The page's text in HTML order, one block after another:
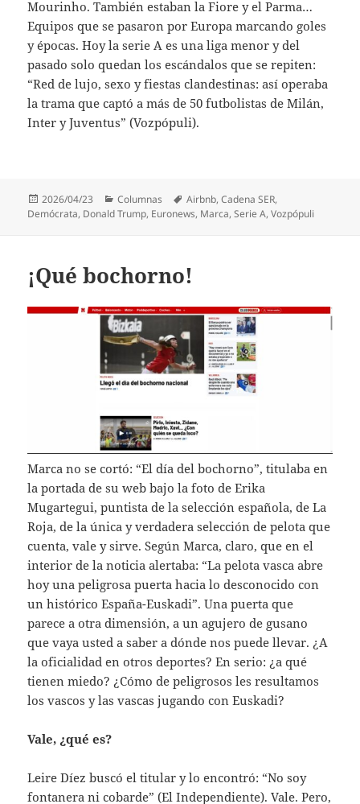
Mourinho. También estaban la Fiore y el Parma…
Equipos que se pasaron por Europa marcando goles
y épocas. Hoy la serie A es una liga menor y del
pasado solo quedan los escándalos que se repiten:
“Red de lujo, sexo y fiestas clandestinas: así operaba
la trama que captó a más de 50 futbolistas de Milán,
Inter y Juventus” (Vozpópuli).
Publicado
el
2026/04/23 Categorías
Columnas Etiquetas
Airbnb,Cadena SER,
Demócrata, Donald Trump, Euronews, Marca,Serie A,Vozpópuli
¡Qué bochorno!
Marca no se cortó: “El día del bochorno”, titulaba en
la portada de su web bajo la foto de Erika
Mugartegui, puntista de la selección española, de La
Roja, de la única y verdadera selección de pelota que
cuenta, vale y sirve. Según Marca, claro, que en el
interior de la noticia alertaba: “La pelota vasca abre
hoy una peligrosa puerta hacia lo desconocido con
un histórico España-Euskadi”. Una puerta que
parece a otra dimensión, a un agujero de gusano
que vaya usted a saber a dónde nos puede llevar. ¿A
la oficialidad en otros deportes? En serio: ¿a qué
tienen miedo? ¿Cómo de peligrosos les resultamos
los vascos y las vascas jugando con Euskadi?
Vale, ¿qué es?
Leire Díez buscó el titular y lo encontró: “No soy
fontanera ni cobarde” (El Independiente). Vale. Pero,